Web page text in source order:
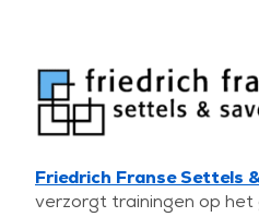
Friedrich Franse Settels
verzorgt trainingen op het